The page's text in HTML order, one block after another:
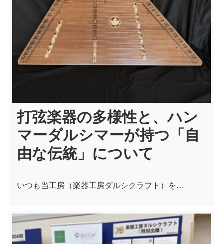
打弦楽器の多様性と、ハン
マーダルシマーが持つ「自
由な伝統」について
いつも当工房（楽器工房ダルシクラフト）を…